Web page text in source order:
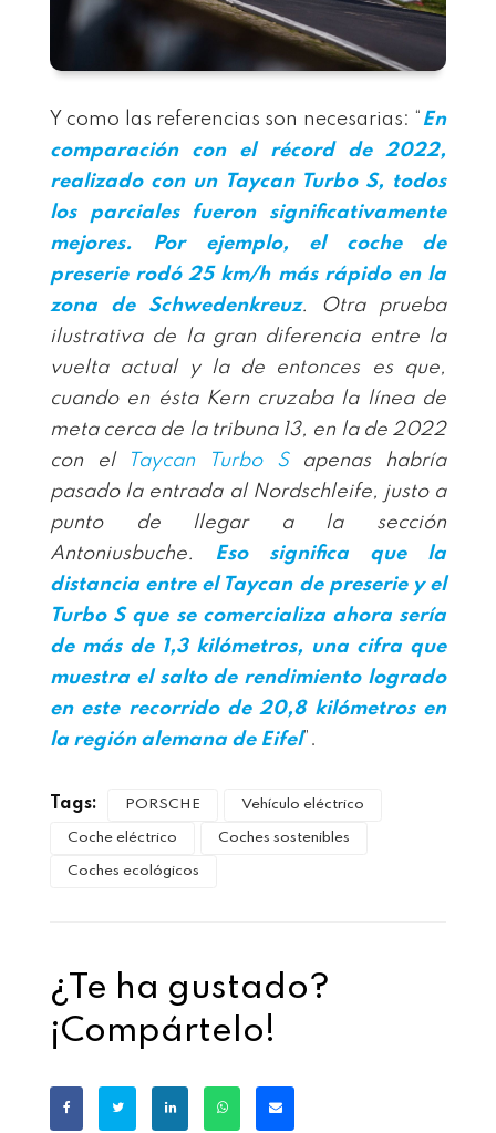
Y como las referencias son necesarias: “ En
comparación con el récord de 2022,
realizado con un Taycan Turbo S, todos
los parciales fueron significativamente
mejores. Por ejemplo, el coche de
preserie rodó 25 km/h más rápido en la
zona de Schwedenkreuz. Otra prueba
ilustrativa de la gran diferencia entre la
vuelta actual y la de entonces es que,
cuando en ésta Kern cruzaba la línea de
meta cerca de la tribuna 13, en la de 2022
con el
Taycan Turbo Sapenas habría
pasado la entrada al Nordschleife, justo a
punto de llegar a la sección
Antoniusbuche.
Eso significa que la
distancia entre el Taycande preserie y el
Turbo Sque se comercializa ahora sería
de más de 1,3 kilómetros, una cifra que
muestra el salto de rendimiento logrado
en este recorrido de 20,8 kilómetros en
la región alemana de Eifel”.
Tags: PORSCHE Vehículo eléctrico
Coche eléctrico Coches sostenibles
Coches ecológicos
¿Te ha gustado?
¡Compártelo!